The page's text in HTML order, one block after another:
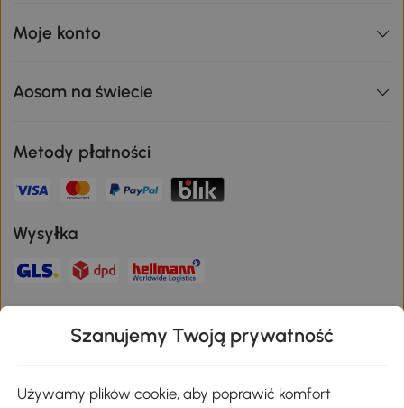
Moje konto
Aosom na świecie
Metody płatności
Wysyłka
Pobierz aplikację Aosom
Szanujemy Twoją prywatność
Używamy plików cookie, aby poprawić komfort